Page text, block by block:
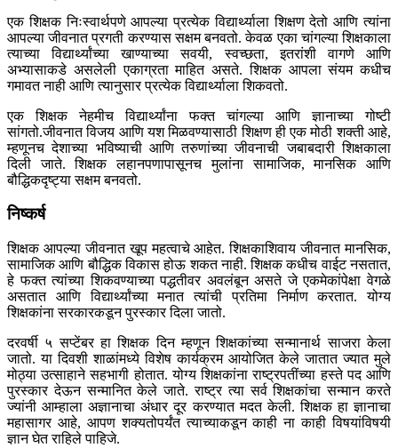
एक शिक्षक निःस्वार्थपणे आपल्या प्रत्येक विद्यार्थ्याला शिक्षण देतो आणि त्यांना
आपल्या जीवनात प्रगती करण्यास सक्षम बनवतो. केवळ एका चांगल्या शिक्षकाला
त्याच्या विद्यार्थ्यांच्या खाण्याच्या सवयी, स्वच्छता, इतरांशी वागणे आणि
अभ्यासाकडे असलेली एकाग्रता माहित असते. शिक्षक आपला संयम कधीच
गमावत नाही आणि त्यानुसार प्रत्येक विद्यार्थ्याला शिकवतो.
एक शिक्षक नेहमीच विद्यार्थ्यांना फक्त चांगल्या आणि ज्ञानाच्या गोष्टी
सांगतो.जीवनात विजय आणि यश मिळवण्यासाठी शिक्षण ही एक मोठी शक्ती आहे,
म्हणूनच देशाच्या भविष्याची आणि तरुणांच्या जीवनाची जबाबदारी शिक्षकाला
दिली जाते. शिक्षक लहानपणापासूनच मुलांना सामाजिक, मानसिक आणि
बौद्धिकदृष्ट्या सक्षम बनवतो.
निष्कर्ष
शिक्षक आपल्या जीवनात खूप महत्वाचे आहेत. शिक्षकाशिवाय जीवनात मानसिक,
सामाजिक आणि बौद्धिक विकास होऊ शकत नाही. शिक्षक कधीच वाईट नसतात,
हे फक्त त्यांच्या शिकवण्याच्या पद्धतीवर अवलंबून असते जे एकमेकांपेक्षा वेगळे
असतात आणि विद्यार्थ्यांच्या मनात त्यांची प्रतिमा निर्माण करतात. योग्य
शिक्षकांना सरकारकडून पुरस्कार दिला जातो.
दरवर्षी ५ सप्टेंबर हा शिक्षक दिन म्हणून शिक्षकांच्या सन्मानार्थ साजरा केला
जातो. या दिवशी शाळांमध्ये विशेष कार्यक्रम आयोजित केले जातात ज्यात मुले
मोठ्या उत्साहाने सहभागी होतात. योग्य शिक्षकांना राष्ट्रपतींच्या हस्ते पद आणि
पुरस्कार देऊन सन्मानित केले जाते. राष्ट्र त्या सर्व शिक्षकांचा सन्मान करते
ज्यांनी आम्हाला अज्ञानाचा अंधार दूर करण्यात मदत केली. शिक्षक हा ज्ञानाचा
महासागर आहे, आपण शक्यतोपर्यंत त्याच्याकडून काही ना काही विषयांविषयी
ज्ञान घेत राहिले पाहिजे.